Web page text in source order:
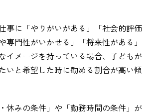
事に「やりがいがある」「社会的評価
専門性がいかせる」「将来性がある」
イメージを持っている場合、子どもが
いと希望した時に勧める割合が高い傾
休みの条件」や「勤務時間の条件」が